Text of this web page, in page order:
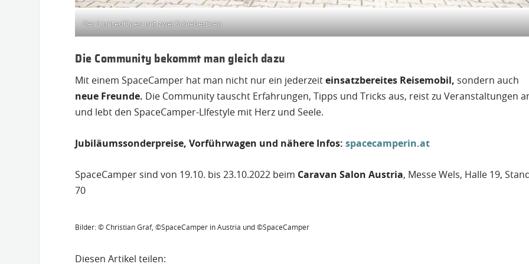
Der LimitedOpen mit zwei Schiebetüren
Die Community bekommt man gleich dazu
Mit einem SpaceCamper hat man nicht nur ein jederzeiteinsatzbereites Reisemobil, sondern auch
neue Freunde. Die Community tauscht Erfahrungen, Tipps und Tricks aus, reist zu Veranstaltungen
und lebt den SpaceCamper-LIfestyle mit Herz und Seele.
Jubiläumssonderpreise, Vorführwagen und nähere Infos:spacecamperin.at
SpaceCamper sind von 19.10. bis 23.10.2022 beim Caravan Salon Austria, Messe Wels, Halle 19,
70
Bilder: © Christian Graf, ©SpaceCamper in Austria und ©SpaceCamper
Diesen Artikel teilen: